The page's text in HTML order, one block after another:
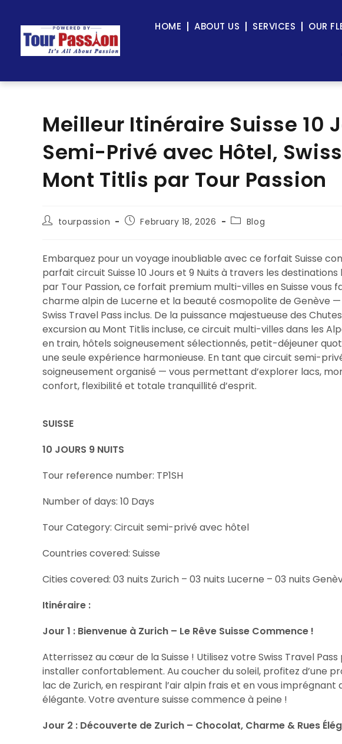
HOME ABOUT US SERVICES OUR
Meilleur Itinéraire Suisse 10
Semi-Privé avec Hôtel,
Mont Titlis par Tour Passion
tourpassion February 18, 2026 Blog
Embarquez pour un voyage inoubliable avec ce forfait Suisse
parfait circuit Suisse 10 Jours et 9 Nuits à travers les
par Tour Passion, ce forfait premium multi-villes en Suisse vous
charme alpin de Lucerne et la beauté cosmopolite de Genève
Swiss Travel Pass inclus. De la puissance majestueuse des
excursion au Mont Titlis incluse, ce circuit multi-villes dans les
en train, hôtels soigneusement sélectionnés, petit-déjeuner
une seule expérience harmonieuse. En tant que circuit semi-
soigneusement organisé — vous permettant d’explorer lacs,
confort, flexibilité et totale tranquillité d’esprit.
SUISSE
10 JOURS 9 NUITS
Tour reference number: TP1SH
Number of days: 10 Days
Tour Category: Circuit semi-privé avec hôtel
Countries covered: Suisse
Cities covered: 03 nuits Zurich – 03 nuits Lucerne – 03 nuits
Itinéraire :
Jour 1 : Bienvenue à Zurich – Le Rêve Suisse Commence !
Atterrissez au cœur de la Suisse ! Utilisez votre Swiss Travel
installer confortablement. Au coucher du soleil, profitez d’une
lac de Zurich, en respirant l’air alpin frais et en vous
élégante. Votre aventure suisse commence à peine !
Jour 2 : Découverte de Zurich – Chocolat, Charme & Rues